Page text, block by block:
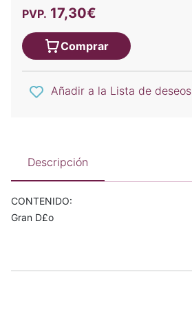
PVP. 17,30€
Comprar
Añadir a la Lista de deseos
Descripción
CONTENIDO:
Gran D£o